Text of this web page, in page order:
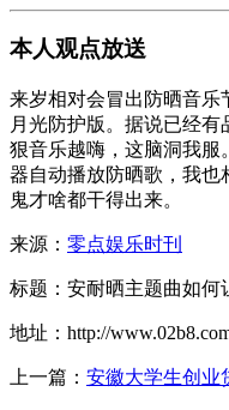
本人观点放送
来岁相对会冒出防晒音
月光防护版。据说已经
狠音乐越嗨，这脑洞我服
器自动播放防晒歌，我也
鬼才啥都干得出来。
来源： 零点娱乐时刊
标题：安耐晒主题曲如何
地址：http://
上一篇： 安徽大学生创业